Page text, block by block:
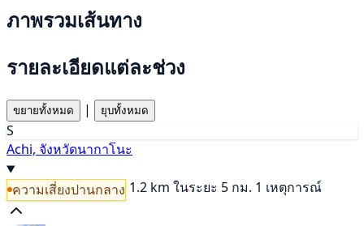
ภาพรวมเส้นทาง
รายละเอียดแต่ละช่วง
ขยายทั้งหมด | ยุบทั้งหมด
S
Achi, จังหวัดนากาโนะ
ความเสี่ยงปานกลาง 1.2 km ในระยะ 5 กม. 1 เหตุการณ์